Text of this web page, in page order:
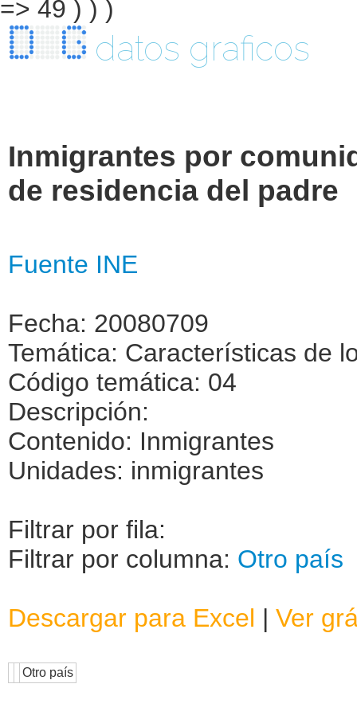
datos graficos
Inmigrantes por
de residencia del padre
Fuente INE
Fecha: 20080709
Temática: Características de
Código temática: 04
Descripción:
Contenido: Inmigrantes
Unidades: inmigrantes
Filtrar por fila:
Filtrar por columna: Otro país
Descargar para Excel | Ver
Otro país